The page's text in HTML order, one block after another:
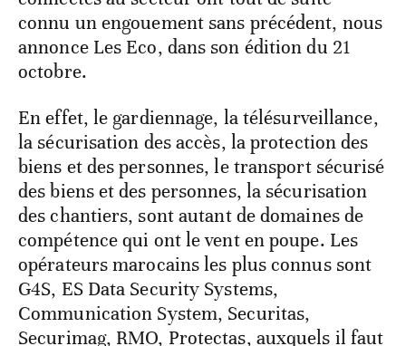
connu un engouement sans précédent, nous
annonce Les Eco, dans son édition du 21
octobre.
En effet, le gardiennage, la télésurveillance,
la sécurisation des accès, la protection des
biens et des personnes, le transport sécurisé
des biens et des personnes, la sécurisation
des chantiers, sont autant de domaines de
compétence qui ont le vent en poupe. Les
opérateurs marocains les plus connus sont
G4S, ES Data Security Systems,
Communication System, Securitas,
Securimag, RMO, Protectas, auxquels il faut